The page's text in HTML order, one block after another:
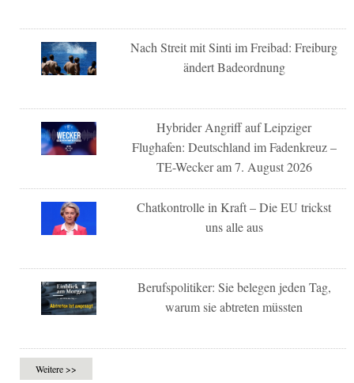
Nach Streit mit Sinti im Freibad: Freiburg
ändert Badeordnung
Hybrider Angriff auf Leipziger
Flughafen: Deutschland im Fadenkreuz –
TE-Wecker am 7. August 2026
Chatkontrolle in Kraft – Die EU trickst
uns alle aus
Berufspolitiker: Sie belegen jeden Tag,
warum sie abtreten müssten
Weitere >>